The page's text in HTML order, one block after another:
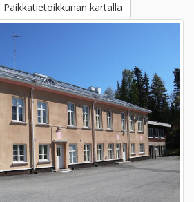
Paikkatietoikkunan kartalla